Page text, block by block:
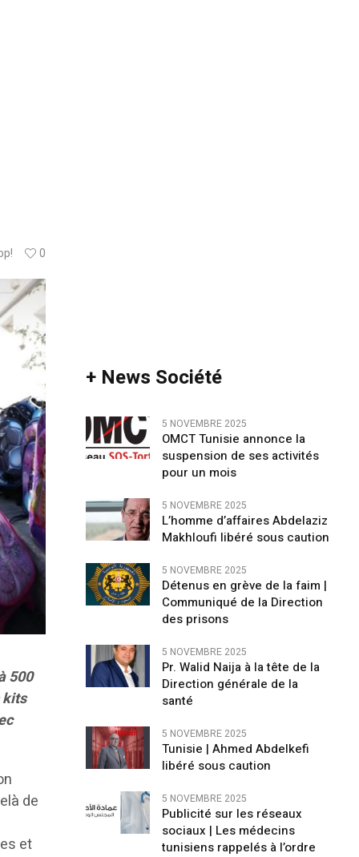
0
500
kits
de
et
+ News Société
5 NOVEMBRE 2025
OMCT Tunisie annonce la
suspension de ses activités
pour un mois
5 NOVEMBRE 2025
L’homme d’affaires Abdelaziz
Makhloufi libéré sous caution
5 NOVEMBRE 2025
Détenus en grève de la faim |
Communiqué de la Direction
des prisons
5 NOVEMBRE 2025
Pr. Walid Naija à la tête de la
Direction générale de la
santé
5 NOVEMBRE 2025
Tunisie | Ahmed Abdelkefi
libéré sous caution
5 NOVEMBRE 2025
Publicité sur les réseaux
sociaux | Les médecins
tunisiens rappelés à l’ordre